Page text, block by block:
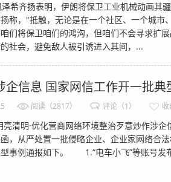
齐扬表明，伊朗将保卫工业机械动画其
，"抵触，无论是在一个社区、一个城市
们将保卫咱们的鸿沟，但咱们不会寻求扩
社会，避免敌人被引诱进入其间，...
企信息 国家网信工作开一批典
阅读（2817） 评论（1） 收
明·优化营商网络环境整治歹意炒作涉企
，从严处置一批侵略企业、企业家网络合
事例通报如下。 1.“电车小飞”等账号发